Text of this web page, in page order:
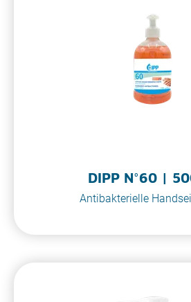
DIPP N°60 |
Antibakterielle